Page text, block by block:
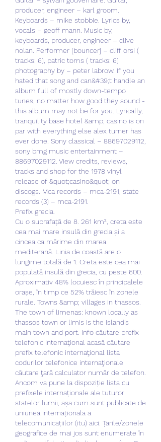
producer, engineer – karl groom.
Keyboards – mike stobbie. Lyrics by,
vocals – geoff mann. Music by,
keyboards, producer, engineer – clive
nolan. Performer [bouncer] – cliff orsi (
tracks: 6), patric toms ( tracks: 6)
photography by – peter labrow. If you
hated that song and can&#39;t handle an
album full of mostly down-tempo
tunes, no matter how good they sound -
this album may not be for you. Lyrically,
tranquility base hotel &amp; casino is on
par with everything else alex turner has
ever done. Sony classical – 88697029112,
sony bmg music entertainment –
88697029112. View credits, reviews,
tracks and shop for the 1978 vinyl
release of &quot;casino&quot; on
discogs. Mca records – mca-2191, state
records (3) – mca-2191.
Prefix grecia.
Cu o suprafață de 8. 261 km², creta este
cea mai mare insulă din grecia și a
cincea ca mărime din marea
mediterană. Linia de coastă are o
lungime totală de 1. Creta este cea mai
populată insulă din grecia, cu peste 600.
Aproximativ 48% locuiesc în principalele
orașe, în timp ce 52% trăiesc în zonele
rurale. Towns &amp; villages in thassos.
The town of limenas: known locally as
thassos town or limis is the island’s
main town and port. Info căutare prefix
telefonic internaţional acasă căutare
prefix telefonic internaţional lista
codurilor telefonice internaţionale
căutare ţară calculator număr de telefon.
Ancom va pune la dispoziție lista cu
prefixele internaționale ale tuturor
statelor lumii, așa cum sunt publicate de
uniunea internaționala a
telecomunicațiilor (itu) aici. Țarile/zonele
geografice de mai jos sunt enumerate în